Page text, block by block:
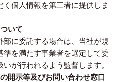
く個人情報を第三者に提供しま
いて
部に委託する場合は、当社が規
準を満たす事業者を選定して委
が行われるよう監督します。
開示等及びお問い合わせ窓口